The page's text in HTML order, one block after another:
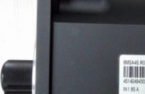
联系我们